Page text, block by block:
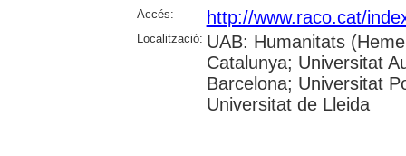
Accés: http://www.raco.cat/
Localització: UAB: Humanitats
Catalunya; Universitat
Barcelona; Universitat
Universitat de Lleida